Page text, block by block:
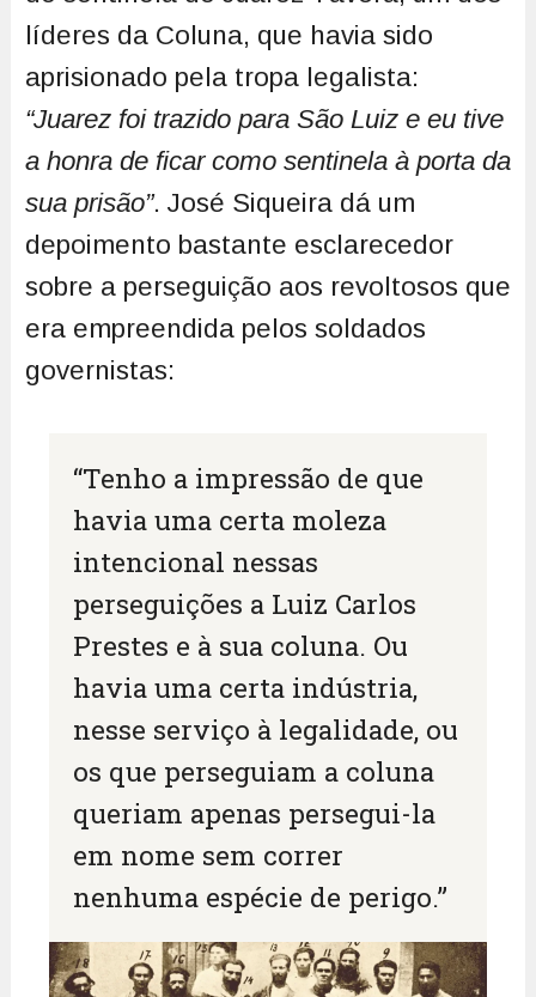
líderes da Coluna, que havia sido
aprisionado pela tropa legalista:
“Juarez foi trazido para São Luiz e eu tive
a honra de ficar como sentinela à porta da
sua prisão”. José Siqueira dá um
depoimento bastante esclarecedor
sobre a perseguição aos revoltosos que
era empreendida pelos soldados
governistas:
“Tenho a impressão de que
havia uma certa moleza
intencional nessas
perseguições a Luiz Carlos
Prestes e à sua coluna. Ou
havia uma certa indústria,
nesse serviço à legalidade, ou
os que perseguiam a coluna
queriam apenas persegui-la
em nome sem correr
nenhuma espécie de perigo.”